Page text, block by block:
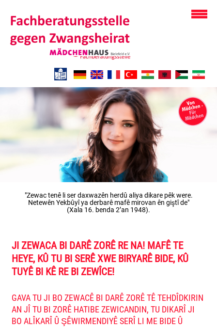
"Zewac tenê li ser daxwazên herdû aliya dikare pêk were.
Netewên Yekbûyî ya derbarê mafê mirovan ên giştî de"
(Xala 16. benda 2’an 1948).
JI ZEWACA BI DARÊ ZORÊ RE NA! MAFÊ TE
HEYE, KÛ TU BI SERÊ XWE BIRYARÊ BIDE, KÛ
TUYÊ BI KÊ RE BI ZEWÎCE!
GAVA TU JI BO ZEWACÊ BI DARÊ ZORÊ TÊ TEHDÎDKIRIN
AN JÎ TU BI ZORÊ HATIBE ZEWICANDIN, TU DIKARÎ JI
BO ALÎKARÎ Û ŞÊWIRMENDIYÊ SERÎ LI ME BIDE Û